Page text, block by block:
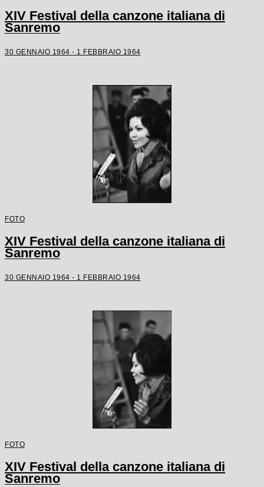
XIV Festival della canzone italiana di
Sanremo
30 GENNAIO 1964 - 1 FEBBRAIO 1964
FOTO
XIV Festival della canzone italiana di
Sanremo
30 GENNAIO 1964 - 1 FEBBRAIO 1964
FOTO
XIV Festival della canzone italiana di
Sanremo